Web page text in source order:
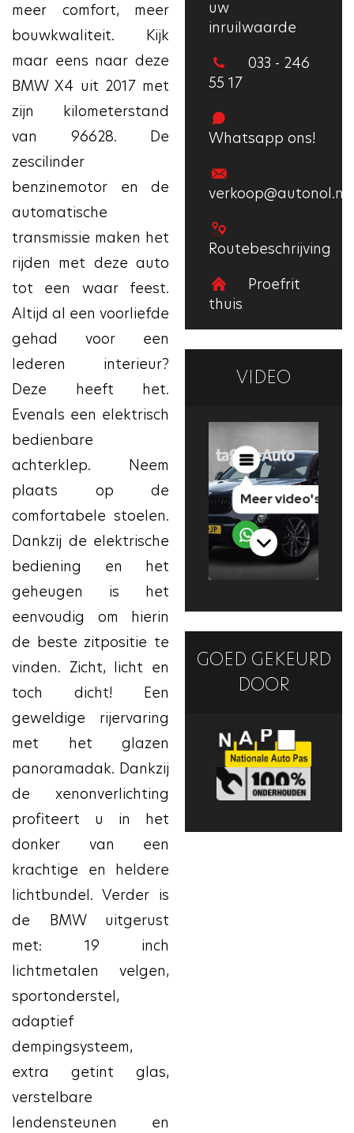
meer comfort, meer
bouwkwaliteit. Kijk
maar eens naar deze
BMW X4 uit 2017 met
zijn kilometerstand
van 96628. De
zescilinder
benzinemotor en de
automatische
transmissie maken het
rijden met deze auto
tot een waar feest.
Altijd al een voorliefde
gehad voor een
lederen interieur?
Deze heeft het.
Evenals een elektrisch
bedienbare
achterklep. Neem
plaats op de
comfortabele stoelen.
Dankzij de elektrische
bediening en het
geheugen is het
eenvoudig om hierin
de beste zitpositie te
vinden. Zicht, licht en
toch dicht! Een
geweldige rijervaring
met het glazen
panoramadak. Dankzij
de xenonverlichting
profiteert u in het
donker van een
krachtige en heldere
lichtbundel. Verder is
de BMW uitgerust
met: 19 inch
lichtmetalen velgen,
sportonderstel,
adaptief
dempingsysteem,
extra getint glas,
verstelbare
lendensteunen en
uw
inruilwaarde
033 - 246
55 17
Whatsapp ons!
verkoop@autonol.nl
Routebeschrijving
Proefrit
thuis
VIDEO
GOED GEKEURD
DOOR